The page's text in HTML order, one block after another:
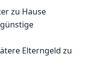
zu Hause
Elterngeld zu